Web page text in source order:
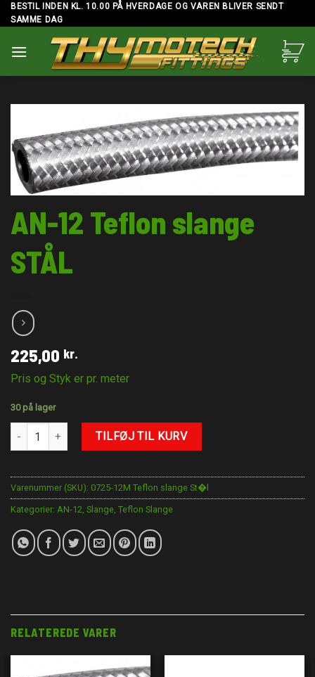
Skip
to
BESTIL INDEN KL. 10.00 PÅ HVERDAGE OG VAREN BLIVER SENDT
SAMME DAG
AN-12 Teflon slange
STÅL
225,00 kr.
Pris og Styk er pr. meter
30 på lager
AN-12 Teflon slange STÅL antal
TILFØJ TIL KURV
Varenummer (SKU): 0725-12M Teflon slange St�l
Kategorier: AN-12 Slange Teflon Slange
RELATEREDE VARER